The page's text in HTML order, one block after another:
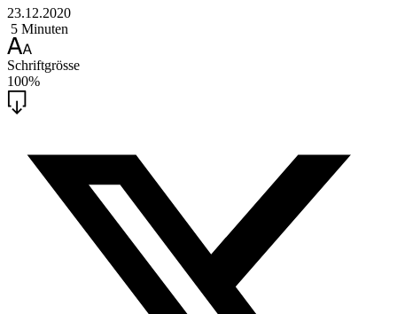
23.12.2020
5 Minuten
Schriftgrösse
100%